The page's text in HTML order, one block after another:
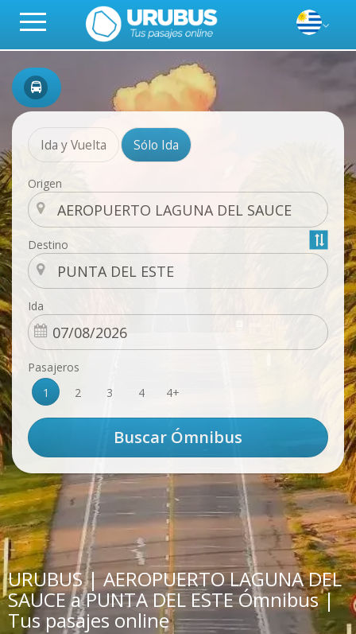
Ida y Vuelta Sólo Ida
Origen
Destino
Ida
Pasajeros
1
2 3 4 4+
URUBUS | AEROPUERTO LAGUNA DEL
SAUCE a PUNTA DEL ESTE Ómnibus |
Tus pasajes online